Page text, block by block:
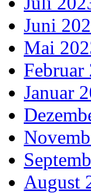
Juni
Mai
Februar
Januar
August